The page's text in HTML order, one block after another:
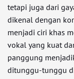
tetapi juga dari
dikenal dengan
menjadi ciri khas
vokal yang kuat
panggung
ditunggu-tunggu